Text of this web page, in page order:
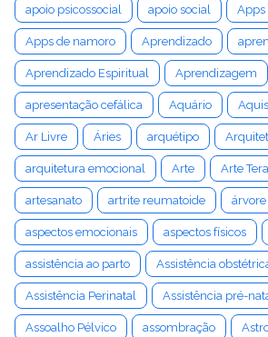
apoio psicossocial apoio social Apps
Apps de namoro Aprendizado
Aprendizado Espiritual Aprendizagem
apresentação cefálica Aquário
Ar Livre Áries arquétipo
arquitetura emocional Arte Arte
artesanato artrite reumatoide
aspectos emocionais aspectos físicos
assistência ao parto Assistência
Assistência Perinatal Assistência pré-
Assoalho Pélvico assombração